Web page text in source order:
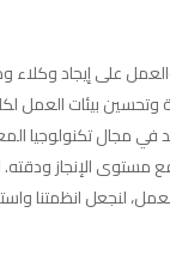
والعمل على إيجاد
بيئات العمل
تكنولوجيا
الإنجاز ودقته.
لنجعل انظمتنا